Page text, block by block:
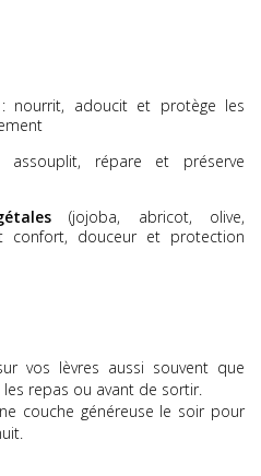
: nourrit, adoucit et protège les
répare et préserve
(jojoba, abricot, olive,
confort, douceur et protection
vos lèvres aussi souvent que
repas ou avant de sortir.
couche généreuse le soir pour